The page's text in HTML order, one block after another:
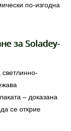
по-изгодна
за Soladey-
– доказана
се открие